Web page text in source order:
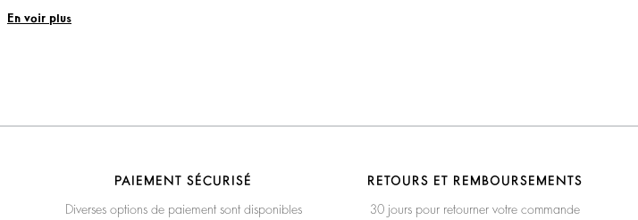
En voir plus
PAIEMENT SÉCURISÉ
Diverses options de paiement sont disponibles
RETOURS ET REMBOURSEMENTS
30 jours pour retourner votre commande